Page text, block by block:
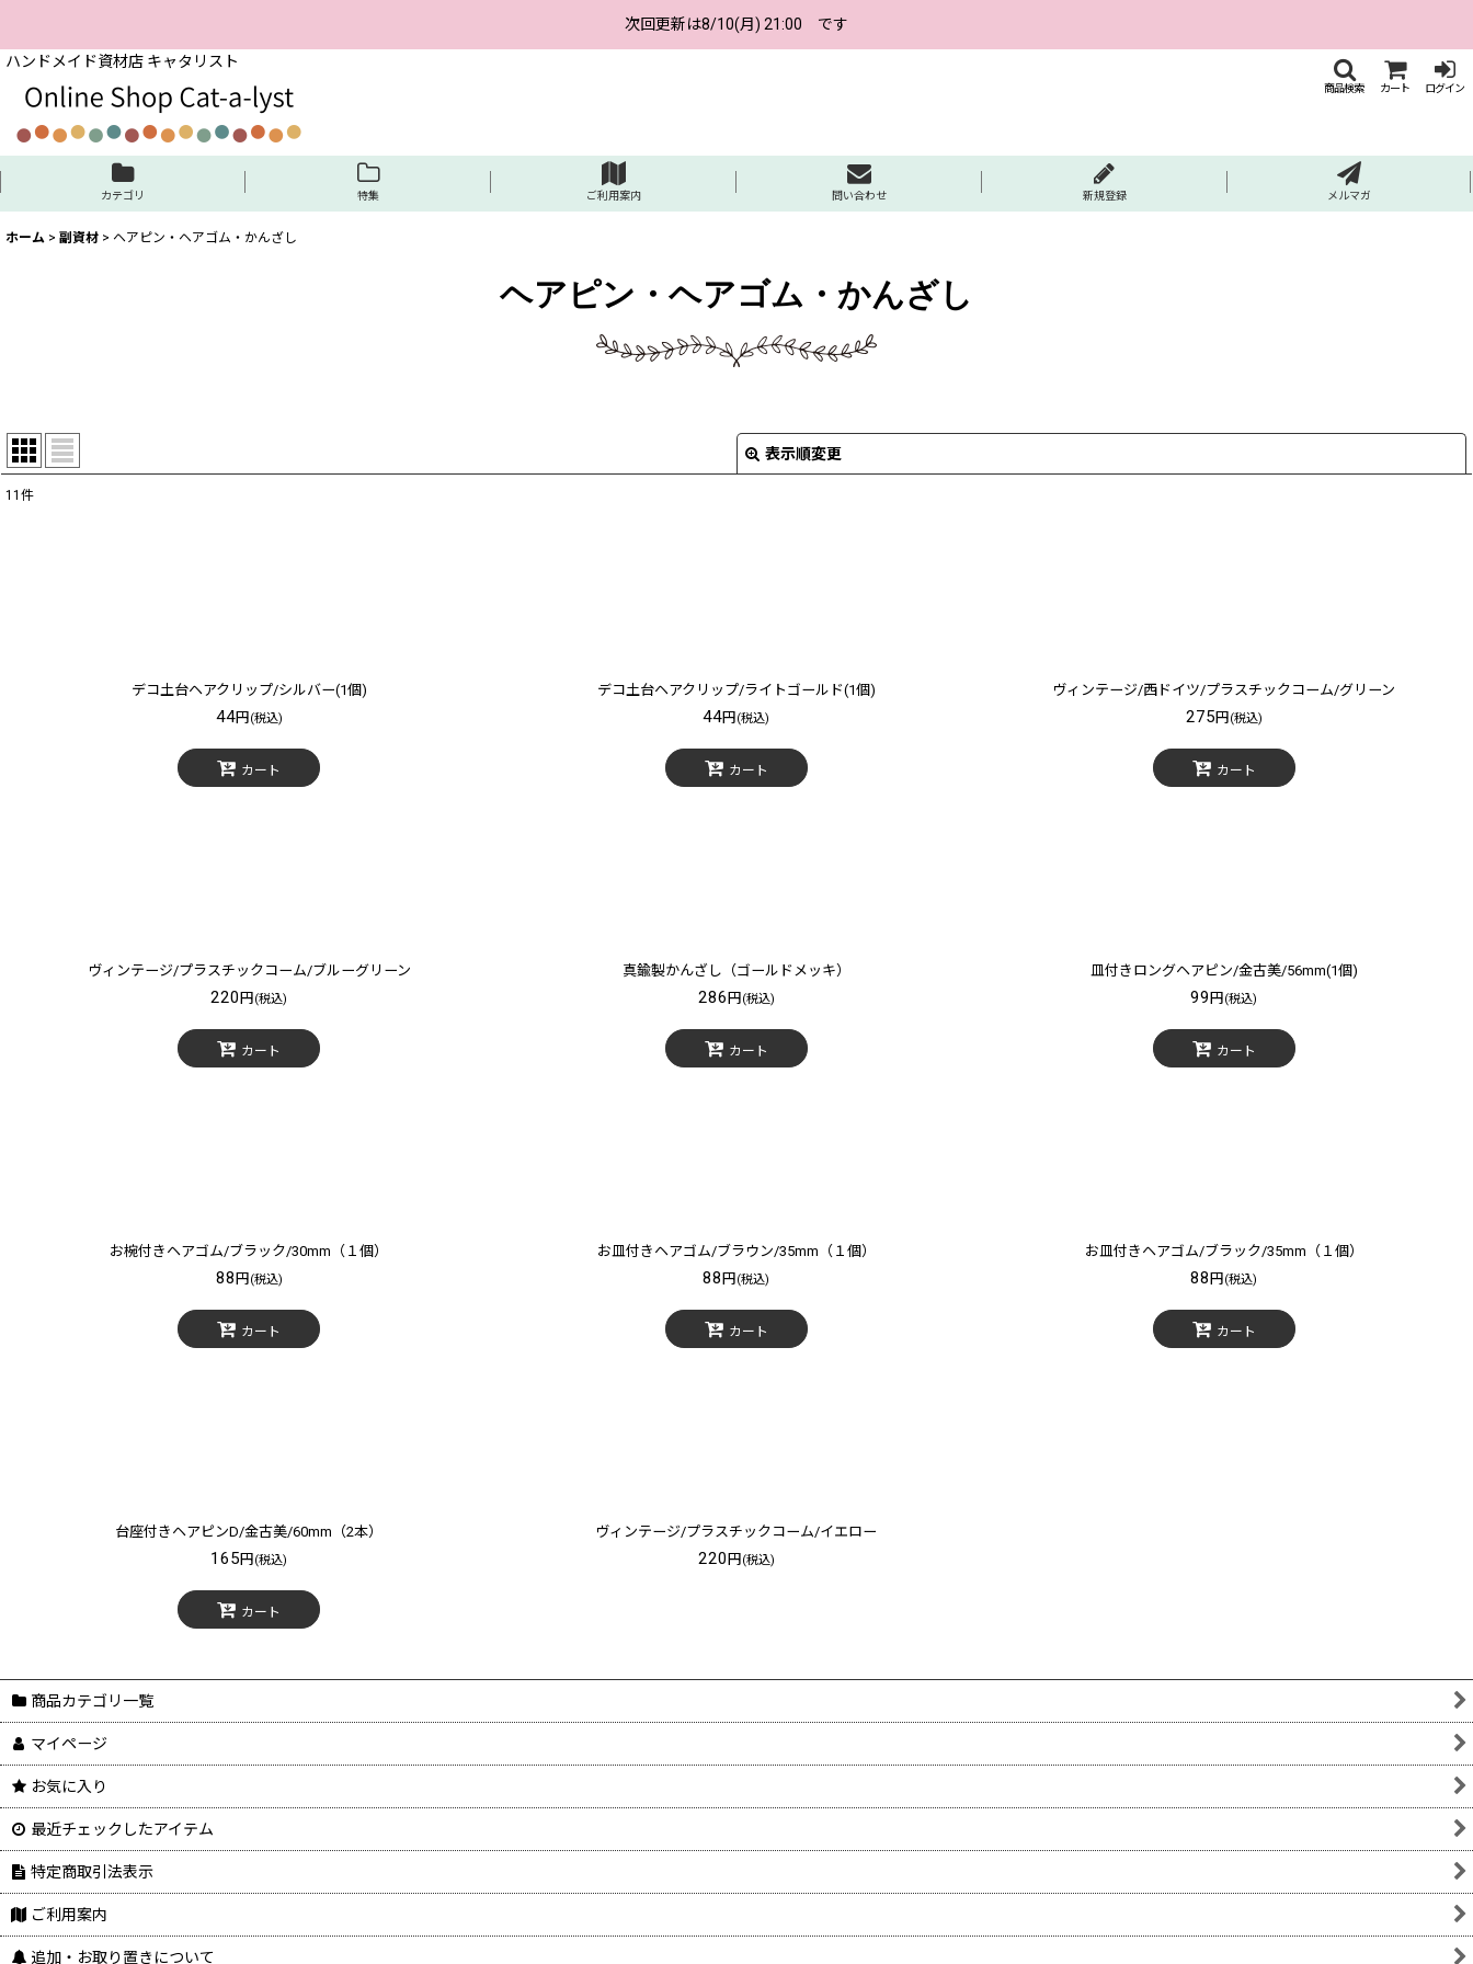
次回更新は8/10(月) 21:00 です
ハンドメイド資材店 キャタリスト
商品検索 カート ログイン
カテゴリ 特集 ご利用案内 問い合わせ 新規登録 メルマガ
ホーム > 副資材 > ヘアピン・ヘアゴム・かんざし
ヘアピン・ヘアゴム・かんざし
表示順変更
11 件
デコ土台ヘアクリップ/シルバー(1個)
44円 (税込)
カート
デコ土台ヘアクリップ/ライトゴールド(1個)
44円 (税込)
カート
ヴィンテージ/西ドイツ/プラスチックコーム/グリーン
275 円 (税込)
カート
ヴィンテージ/プラスチックコーム/ブルーグリーン
220円 (税込)
カート
真鍮製かんざし（ゴールドメッキ）
286 円 (税込)
カート
皿付きロングヘアピン/金古美/56mm(1個)
99円 (税込)
カート
お椀付きヘアゴム/ブラック/30mm（１個）
88 円 (税込)
カート
お皿付きヘアゴム/ブラウン/35mm（１個）
88円 (税込)
カート
お皿付きヘアゴム/ブラック/35mm（１個）
88円 (税込)
カート
台座付きヘアピンD/金古美/60mm（2本）
165円 (税込)
カート
ヴィンテージ/プラスチックコーム/イエロー
220 円 (税込)
商品カテゴリ一覧
マイページ
お気に入り
最近チェックしたアイテム
特定商取引法表示
ご利用案内
追加・お取り置きについて